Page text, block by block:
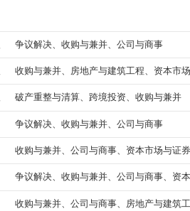
争议解决、收购与兼并、公司与商事
收购与兼并、房地产与建筑工程、资本市
破产重整与清算、跨境投资、收购与兼并
争议解决、收购与兼并、公司与商事
收购与兼并、公司与商事、资本市场与证券
争议解决、收购与兼并、公司与商事、资
收购与兼并、公司与商事、房地产与建筑